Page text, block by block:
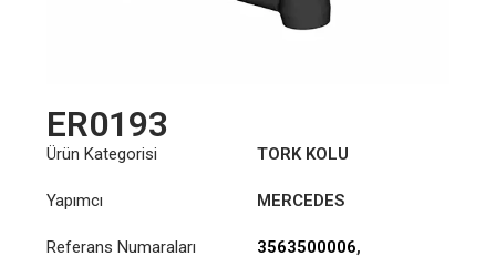
ER0193
Ürün Kategorisi TORK KOLU
Yapımcı MERCEDES
Referans Numaraları 3563500006,